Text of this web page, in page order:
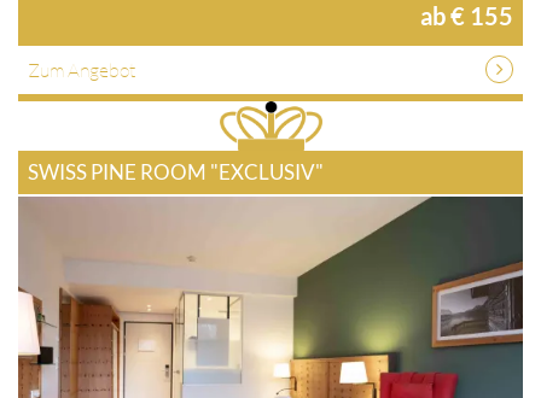
ab € 155
Zum Angebot
SWISS PINE ROOM "EXCLUSIV"